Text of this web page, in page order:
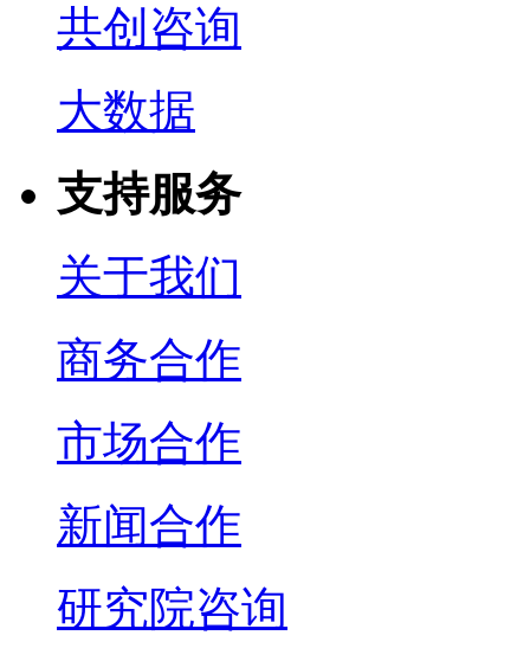
共创咨询
大数据
支持服务
关于我们
商务合作
市场合作
新闻合作
研究院咨询